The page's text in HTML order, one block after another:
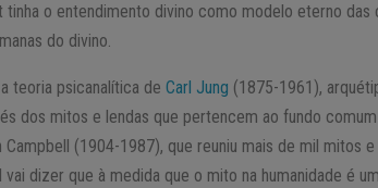
tinha o entendimento divino como modelo eterno
do divino.
teoria psicanalítica deCarl Jung (1875-1961),
dos mitos e lendas que pertencem ao fundo
(1904-1987), que reuniu mais de mil mitos
vai dizer que à medida que o mito na humanidade é